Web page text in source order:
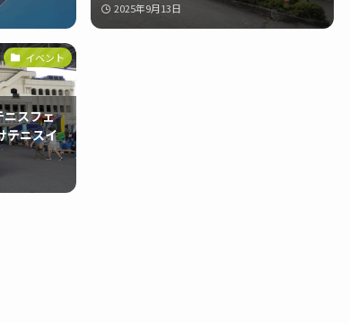
2025年9月13日
イベント
ニスフェ
テニスイ